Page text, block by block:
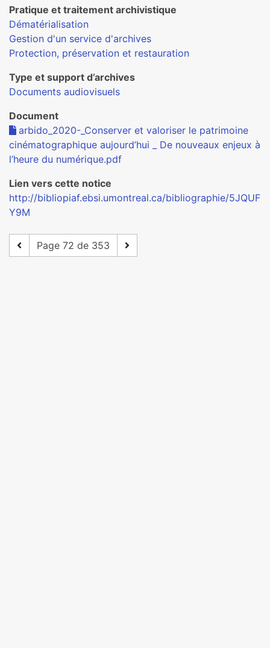
Pratique et traitement archivistique
Dématérialisation
Gestion d'un service d'archives
Protection, préservation et restauration
Type et support d’archives
Documents audiovisuels
Document
arbido_2020-_Conserver et valoriser le patrimoine
cinématographique aujourd’hui _ De nouveaux enjeux à
l’heure du numérique.pdf
Lien vers cette notice
http://bibliopiaf.ebsi.umontreal.ca/bibliographie/5JQUF
Y9M
Page 72 de 353